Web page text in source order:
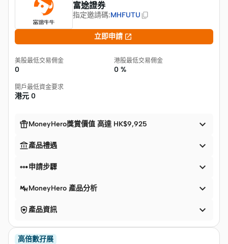
富途證券
指定邀請碼:MHFUTU
立即申請 
美股最低交易佣金
0
港股最低交易佣金
0 %
開戶最低資金要求
港元 0
MoneyHero獎賞價值 高達 HK$9,925 
產品禮遇 
申請步驟 
MoneyHero 產品分析 
 產品資訊 
高倍數孖展